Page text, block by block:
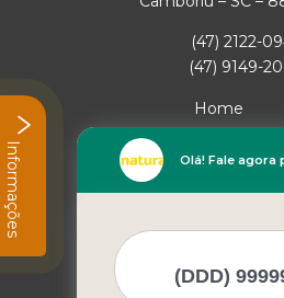
(47) 2122-
(47) 9149-
Home
Empresa
Missão
Mapa do
Olá! Fale agora
Informações